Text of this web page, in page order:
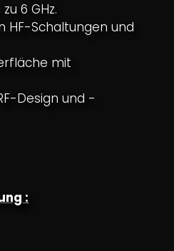
6 GHz.
HF-Schaltungen und
mit
Design und -
: